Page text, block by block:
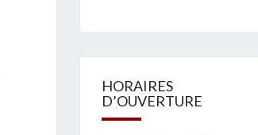
HORAIRES
D’OUVERTURE